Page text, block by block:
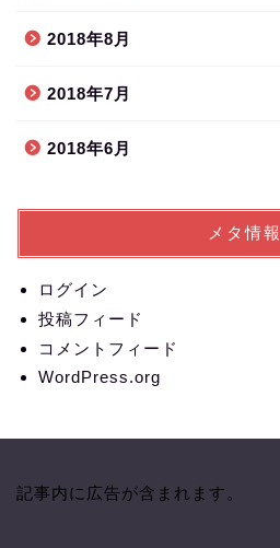
2018年8月
2018年7月
2018年6月
メタ情報
ログイン
投稿フィード
コメントフィード
WordPress.org
記事内に広告が含まれます。